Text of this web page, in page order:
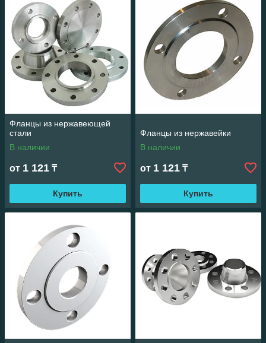
скидок и систему лояльности к нашим постоянным клиентам!
Фланцы из нержавеющей
стали
В наличии
от 1 121 ₸
Купить
Фланцы из нержавейки
В наличии
от 1 121 ₸
Купить